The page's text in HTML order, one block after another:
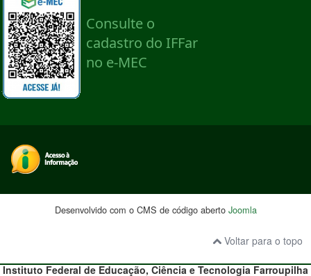
Desenvolvido com o CMS de código aberto Joomla
Voltar para o topo
Instituto Federal de Educação, Ciência e TecnologiaFarroupilha